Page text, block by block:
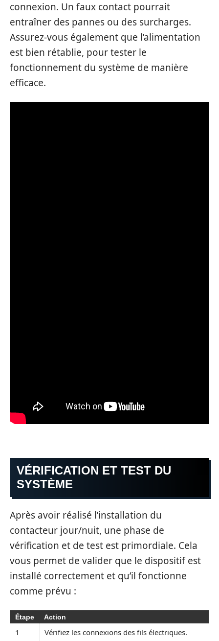
connexion. Un faux contact pourrait
entraîner des pannes ou des surcharges.
Assurez-vous également que l’alimentation
est bien rétablie, pour tester le
fonctionnement du système de manière
efficace.
VÉRIFICATION ET TEST DU
SYSTÈME
Après avoir réalisé l’installation du
contacteur jour/nuit, une phase de
vérification et de test est primordiale. Cela
vous permet de valider que le dispositif est
installé correctement et qu’il fonctionne
comme prévu :
Étape Action
1
Vérifiez les connexions des fils électriques.